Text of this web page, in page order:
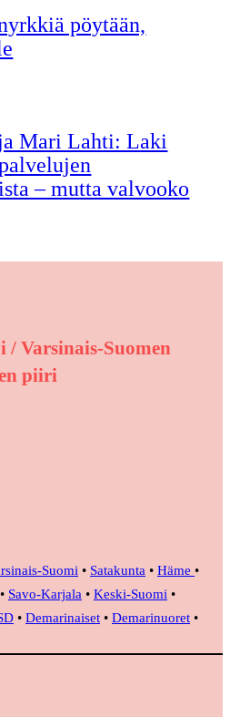
pöytään,
Mari Lahti: Laki
– mutta valvooko
/ Varsinais-Suomen
piiri
Suomi • Satakunta • Häme •
• Savo-Karjala • Keski-Suomi •
• Demarinaiset • Demarinuoret •